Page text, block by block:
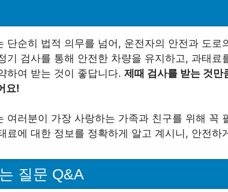
단순히 법적 의무를 넘어, 운전자의 안전과 도로
기 검사를 통해 안전한 차량을 유지하고, 과태료
하여 받는 것이 좋답니다. 제때 검사를 받는 것만
요!
여러분이 가장 사랑하는 가족과 친구를 위해 꼭
료에 대한 정보를 정확하게 알고 계시니, 안전하
질문 Q&A